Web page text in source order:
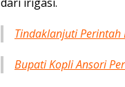
Tindaklanjuti Perintah
Bupati Kopli Ansori